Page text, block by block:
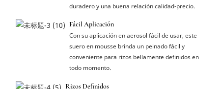
duradero y una buena relación calidad-precio.
Fácil Aplicación
Con su aplicación en aerosol fácil de usar, este
suero en mousse brinda un peinado fácil y
conveniente para rizos bellamente definidos en
todo momento.
Rizos Definidos